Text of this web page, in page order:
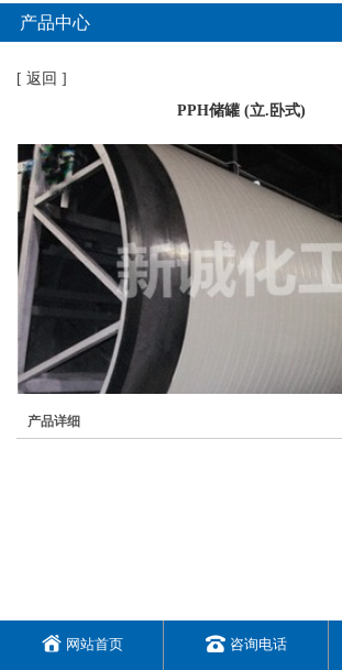
产品中心
[ 返回 ]
PPH储罐 (立.卧式)
产品详细
网站首页 咨询电话